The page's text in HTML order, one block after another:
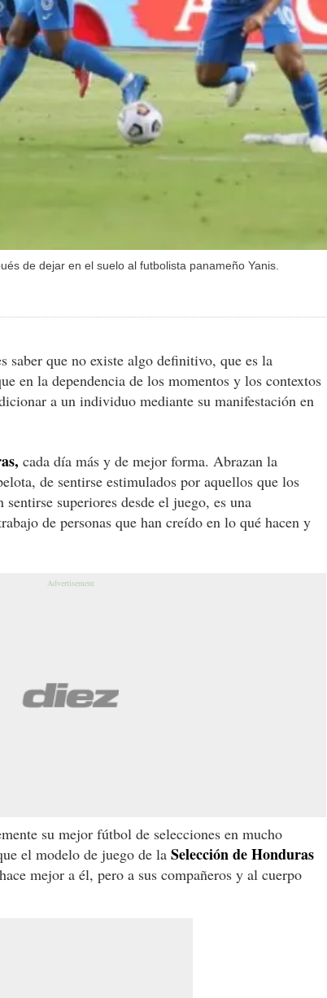
de dejar en el suelo al futbolista panameño Yanis.
saber que no existe algo definitivo, que es la
en la dependencia de los momentos y los contextos
a un individuo mediante su manifestación en
cada día más y de mejor forma. Abrazan la
de sentirse estimulados por aquellos que los
superiores desde el juego, es una
de personas que han creído en lo qué hacen y
su mejor fútbol de selecciones en mucho
el modelo de juego de la Selección de Honduras
mejor a él, pero a sus compañeros y al cuerpo